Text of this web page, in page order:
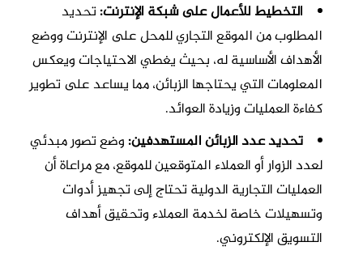
التخطيط للأعمال على شبكة الإنترنت:تحديد
المطلوب من الموقع التجاري للمحل على الإنترنت ووضع
الأهداف الأساسية له، بحيث يغطي الاحتياجات ويعكس
المعلومات التي يحتاجها الزبائن، مما يساعد على تطوير
كفاءة العمليات وزيادة العوائد.
تحديد عدد الزبائن المستهدفين: وضع تصور مبدئي
لعدد الزوار أو العملاء المتوقعين للموقع، مع مراعاة أن
العمليات التجارية الدولية تحتاج إلى تجهيز أدوات
وتسهيلات خاصة لخدمة العملاء وتحقيق أهداف
التسويق الإلكتروني.